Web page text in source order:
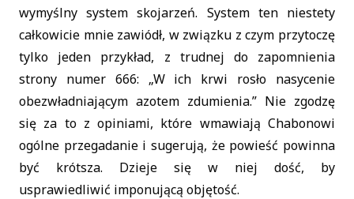
wymyślny system skojarzeń. System ten niestety
całkowicie mnie zawiódł, w związku z czym przytoczę
tylko jeden przykład, z trudnej do zapomnienia
strony numer 666: „W ich krwi rosło nasycenie
obezwładniającym azotem zdumienia.” Nie zgodzę
się za to z opiniami, które wmawiają Chabonowi
ogólne przegadanie i sugerują, że powieść powinna
być krótsza. Dzieje się w niej dość, by
usprawiedliwić imponującą objętość.